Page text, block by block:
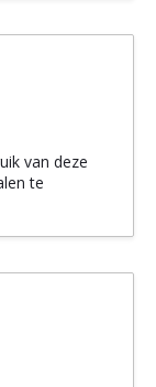
van deze
te